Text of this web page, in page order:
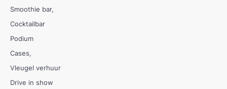
Smoothie bar
Cocktailbar
Podium
Cases
Vleugel verhuur
Drive in show